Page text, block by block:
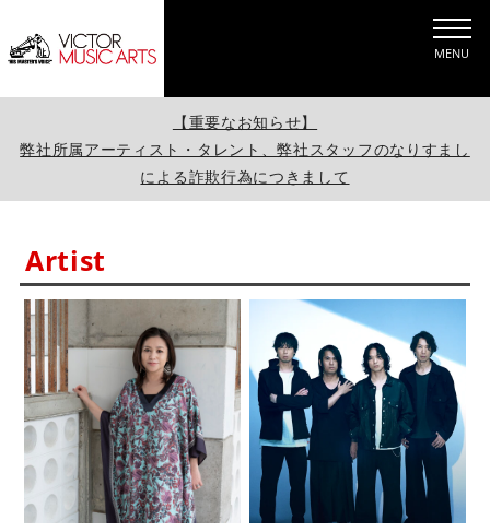
MENU
【重要なお知らせ】
弊社所属アーティスト・タレント、弊社スタッフのなりすまし
による詐欺行為につきまして
Artist